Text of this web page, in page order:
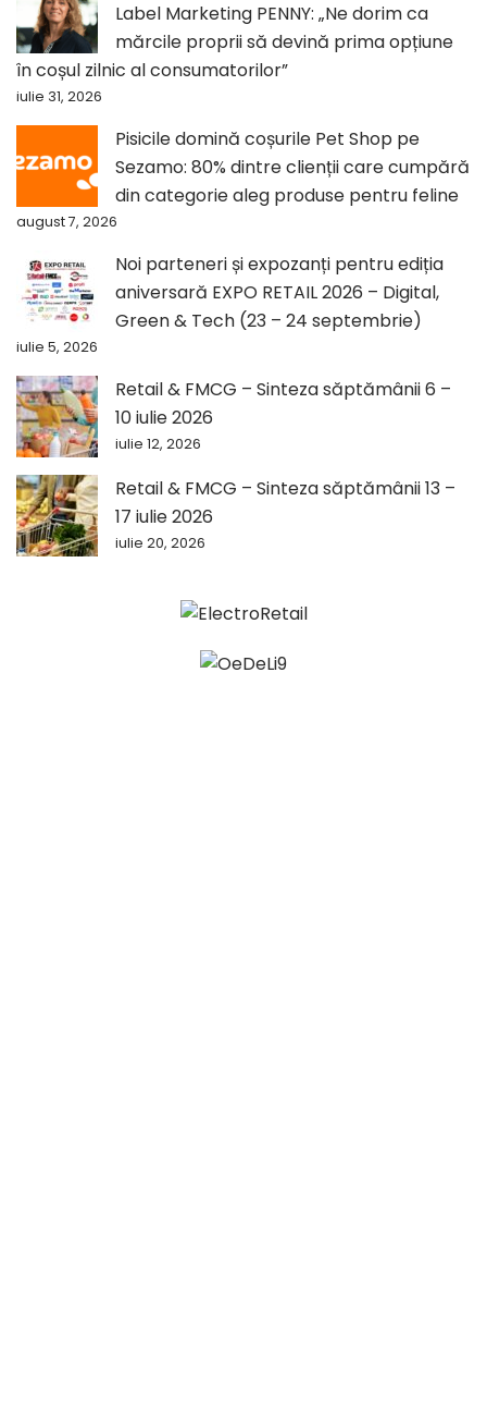
Label Marketing PENNY: „Ne dorim ca
mărcile proprii să devină prima opțiune
în coșul zilnic al consumatorilor”
iulie 31, 2026
Pisicile domină coșurile Pet Shop pe
Sezamo: 80% dintre clienții care cumpără
din categorie aleg produse pentru feline
august 7, 2026
Noi parteneri și expozanți pentru ediția
aniversară EXPO RETAIL 2026 – Digital,
Green & Tech (23 – 24 septembrie)
iulie 5, 2026
Retail & FMCG – Sinteza săptămânii 6 –
10 iulie 2026
iulie 12, 2026
Retail & FMCG – Sinteza săptămânii 13 –
17 iulie 2026
iulie 20, 2026